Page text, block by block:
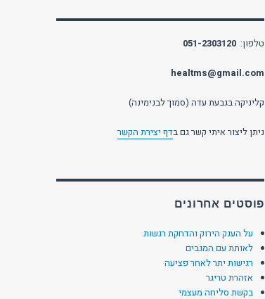
טלפון: 051-2303120
healtms@gmail.com
קליניקה בגבעת עדה (סמוך לבנימינה)
ניתן ליצור איתי קשר גם בדף יצירת הקשר
פוסטים אחרונים
על הענק הירוק והדחקת רגשות
לאותת עם המגבים
רגישות יתר לאחר פציעה
אזהרת טריגר
בקשת סליחה מעצמי